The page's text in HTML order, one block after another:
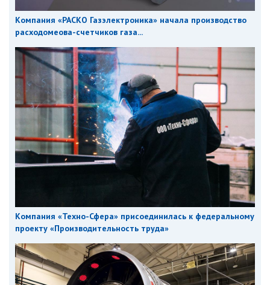
Компания «РАСКО Газэлектроника» начала производство
расходомеова-счетчиков газа...
Компания «Техно-Сфера» присоединилась к федеральному
проекту «Производительность труда»